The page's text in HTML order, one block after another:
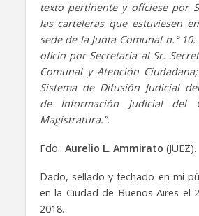
texto pertinente y ofíciese por
las carteleras que estuviesen
sede de la Junta Comunal n.°
oficio por Secretaría al Sr.
Comunal y Atención
Sistema de Difusión Judicial
de Información Judicial del
Magistratura.”.
Fdo.: Aurelio L. Ammirato (JUEZ).
Dado, sellado y fechado en mi
en la Ciudad de Buenos Aires el
2018.-